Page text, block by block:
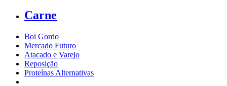
Carne
Boi Gordo
Mercado Futuro
Atacado e Varejo
Reposição
Proteínas Alternativas